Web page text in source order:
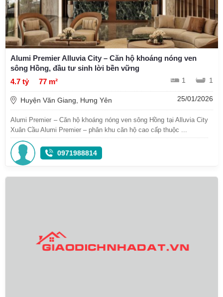
Alumi Premier Alluvia City – Căn hộ khoáng nóng ven
sông Hồng, đầu tư sinh lời bền vững
4.7 tỷ
77 m² 1 1
Huyện Văn Giang, Hưng Yên 25/01/2026
Alumi Premier – Căn hộ khoáng nóng ven sông Hồng tại Alluvia City
Xuân Cầu Alumi Premier – phân khu căn hộ cao cấp thuộc ...
0971988814